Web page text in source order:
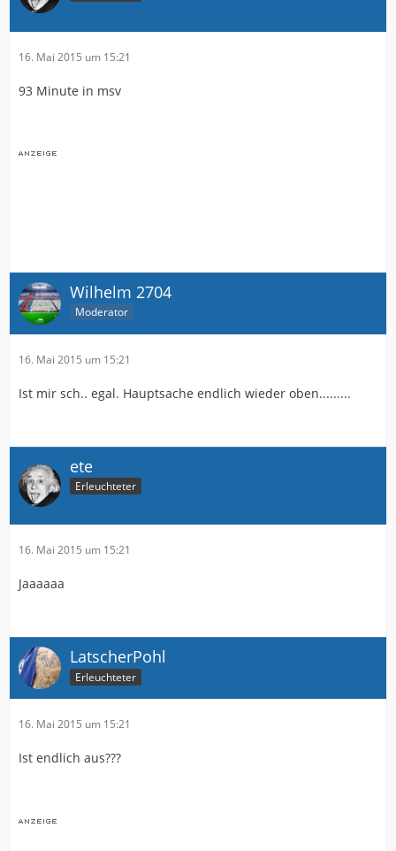
16. Mai 2015 um 15:21
93 Minute in msv
Wilhelm 2704
Moderator
16. Mai 2015 um 15:21
Ist mir sch.. egal. Hauptsache endlich wieder oben.........
ete
Erleuchteter
16. Mai 2015 um 15:21
Jaaaaaa
LatscherPohl
Erleuchteter
16. Mai 2015 um 15:21
Ist endlich aus???